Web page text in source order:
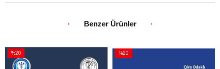
Benzer Ürünler
%20
İndirim
%20